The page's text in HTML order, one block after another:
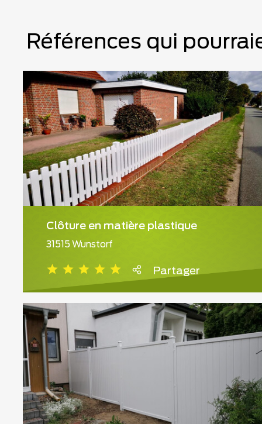
Références qui
Clôture en matière plastique
31515 Wunstorf
Partager